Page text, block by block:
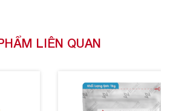
LIÊN QUAN